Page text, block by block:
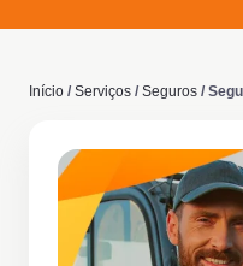
Início / Serviços / Seguros /